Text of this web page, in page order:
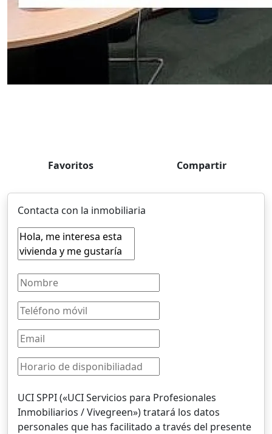
Favoritos Compartir
Contacta con la inmobiliaria
UCI SPPI («UCI Servicios para Profesionales
Inmobiliarios / Vivegreen») tratará los datos
personales que has facilitado a través del presente